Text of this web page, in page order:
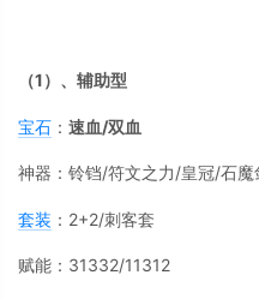
（1）、辅助型
宝石 ： 速血/双血
神器：铃铛/符文之力/皇冠/石魔
套装 ：2+2/刺客套
赋能：31332/11312